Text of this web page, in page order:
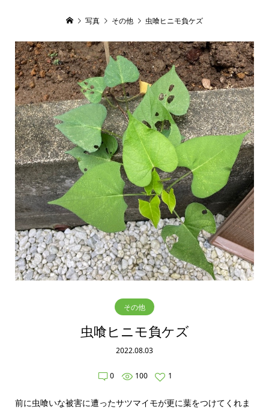
写真 その他 虫喰ヒニモ負ケズ
その他
虫喰ヒニモ負ケズ
2022.08.03
0 100 1
前に虫喰いな被害に遭ったサツマイモが更に葉をつけてくれま